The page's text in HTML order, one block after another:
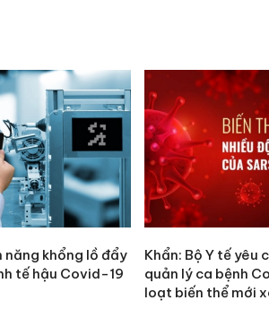
năng khổng lồ đẩy
tế hậu Covid-19
Khẩn: Bộ Y tế yêu
quản lý ca bệnh
loạt biến thể mới